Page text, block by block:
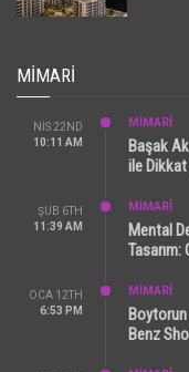
MIMARI
NIS 22ND
10:11 AM
MİMARİ
Başak
ile Dikkat
ŞUB 6TH
11:39 AM
MİMARİ
Mental
Tasarım:
OCA 12TH
6:53 PM
MİMARİ
Boytorun
Benz